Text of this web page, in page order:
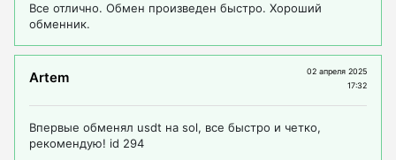
Все отлично. Обмен произведен быстро. Хороший
обменник.
Artem
02 апреля 2025
17:32
Впервые обменял usdt на sol, все быстро и четко,
рекомендую! id 294